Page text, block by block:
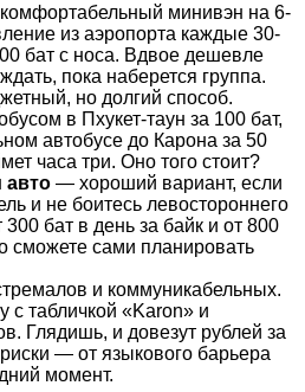
минивэн на 6-
из аэропорта каждые 30-
бат с носа. Вдвое дешевле
пока наберется группа.
но долгий способ.
в Пхукет-таун за 100 бат,
автобусе до Карона за 50
часа три. Оно того стоит?
авто — хороший вариант, если
и не боитесь левостороннего
бат в день за байк и от 800
сможете сами планировать
и коммуникабельных.
с табличкой «Karon» и
Глядишь, и довезут рублей за
— от языкового барьера
момент.